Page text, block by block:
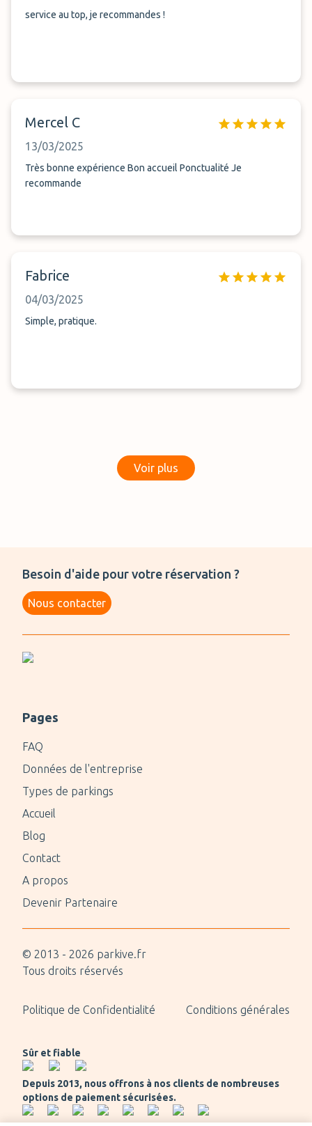
service au top, je recommandes !
Mercel C
13/03/2025
Très bonne expérience Bon accueil Ponctualité Je
recommande
Fabrice
04/03/2025
Simple, pratique.
Voir plus
Besoin d'aide pour votre réservation ?
Nous contacter
Pages
FAQ
Données de l'entreprise
Types de parkings
Accueil
Blog
Contact
A propos
Devenir Partenaire
© 2013 - 2026 parkive.fr
Tous droits réservés
Politique de Confidentialité Conditions générales
Sûr et fiable
Depuis 2013, nous offrons à nos clients de nombreuses
options de paiement sécurisées.